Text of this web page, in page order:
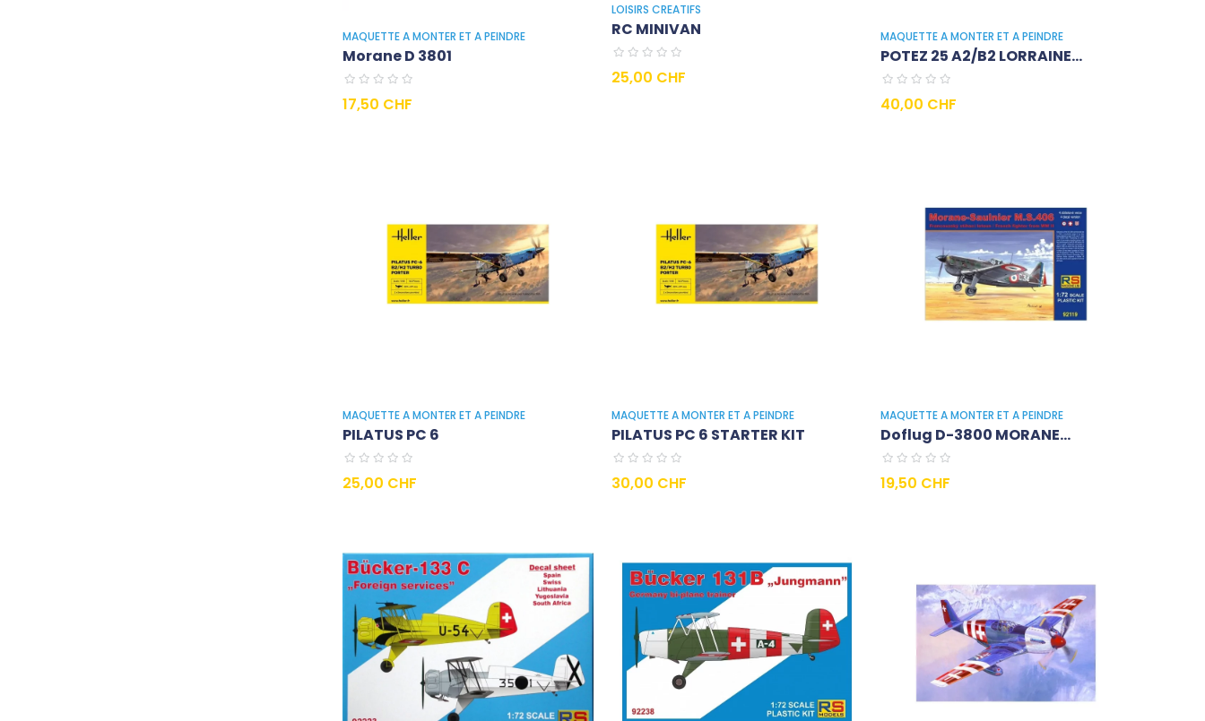
MAQUETTE A MONTER ET A PEINDRE
Morane D 3801
Prix
17,50 CHF
LOISIRS CREATIFS
RC MINIVAN
Prix
25,00 CHF
MAQUETTE A MONTER ET A PEINDRE
POTEZ 25 A2/B2 LORRAINE...
Prix
40,00 CHF
MAQUETTE A MONTER ET A PEINDRE
PILATUS PC 6
Prix
25,00 CHF
MAQUETTE A MONTER ET A PEINDRE
PILATUS PC 6 STARTER KIT
Prix
30,00 CHF
MAQUETTE A MONTER ET A PEINDRE
Doflug D-3800 MORANE...
Prix
19,50 CHF